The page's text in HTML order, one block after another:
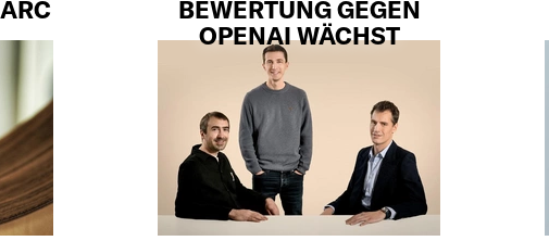
BEWERTUNG GEGEN
OPENAI WÄCHST